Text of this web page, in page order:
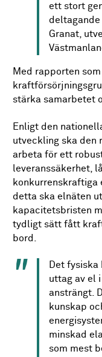
ett stort
deltagande
Granat,
Med rapporten
stärka samarbetet
Enligt den
utveckling ska den
arbeta för ett
leveranssäkerhet,
konkurrenskraftiga
detta ska elnäten
kapacitetsbristen
tydligt sätt fått
bord.
Det
uttag av el
ansträngt.
kunskap
minskad
som mest